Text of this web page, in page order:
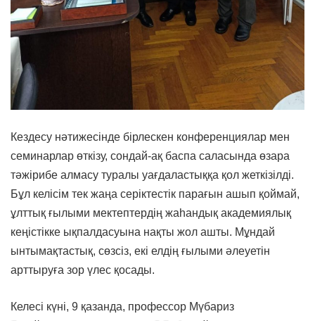
Кездесу нәтижесінде бірлескен конференциялар мен
семинарлар өткізу, сондай-ақ баспа саласында өзара
тәжірибе алмасу туралы уағдаластыққа қол жеткізілді.
Бұл келісім тек жаңа серіктестік парағын ашып қоймай,
ұлттық ғылыми мектептердің жаһандық академиялық
кеңістікке ықпалдасуына нақты жол ашты. Мұндай
ынтымақтастық, сөзсіз, екі елдің ғылыми әлеуетін
арттыруға зор үлес қосады.
Келесі күні, 9 қазанда, профессор Мүбариз